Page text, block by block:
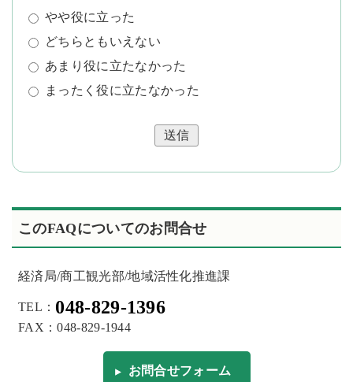
やや役に立った
どちらともいえない
あまり役に立たなかった
まったく役に立たなかった
送信
このFAQについてのお問合せ
経済局/商工観光部/地域活性化推進課
TEL： 048-829-1396
FAX：048-829-1944
お問合せフォーム